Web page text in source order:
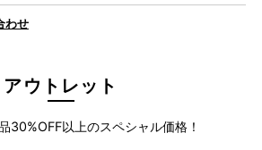
わせ
アウトレット
30%OFF以上のスペシャル価格！